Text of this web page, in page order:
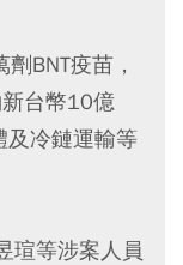
BNT疫苗，
台幣10億
冷鏈運輸等
瑄等涉案人員